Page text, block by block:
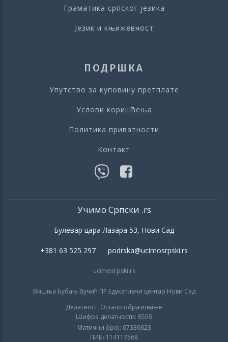
Граматика српског језика
Језик и књижевност
ПОДРШКА
Упутство за куповину претплате
Услови коришћења
Политика приватности
Контакт
Учимо Српски .rs
Булевар цара Лазара 53, Нови Сад
+381 63 525 297 podrska@ucimosrpski.rs
ucimosrpski.rs
Вишња Бубањ Вучић ПР Едукативни центар Нови Сад
Делатност: Остало образовање
Шифра делатности: 8559
Матични број: 67336623
ПИБ: 114117568